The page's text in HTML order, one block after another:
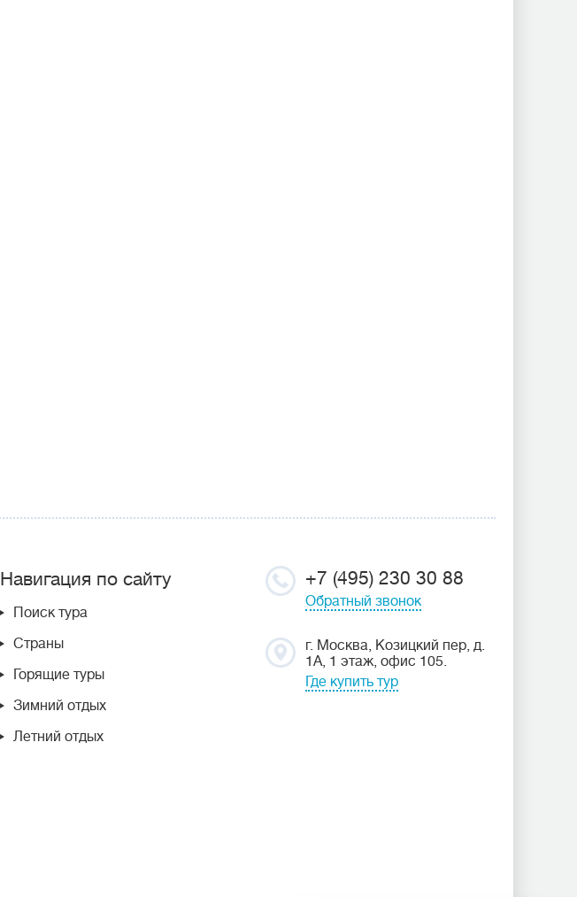
Навигация по сайту
Поиск тура
Страны
Горящие туры
Зимний отдых
Летний отдых
+7 (495) 230 30 88
Обратный звонок
г. Москва, Козицкий пер, д.
1А, 1 этаж, офис 105.
Где купить тур